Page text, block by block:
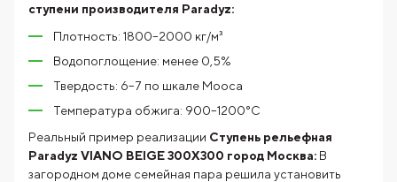
ступени производителя Paradyz:
Плотность: 1800–2000 кг/м³
Водопоглощение: менее 0,5%
Твердость: 6–7 по шкале Мооса
Температура обжига: 900–1200°C
Реальный пример реализации Ступень рельефная
Paradyz VIANO BEIGE 300X300 город Москва: В
загородном доме семейная пара решила установить